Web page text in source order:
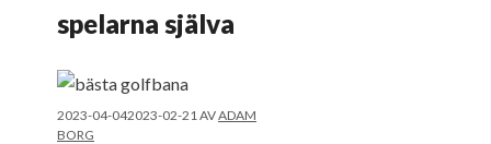
spelarna själva
2023-04-042023-02-21 AVADAM
BORG